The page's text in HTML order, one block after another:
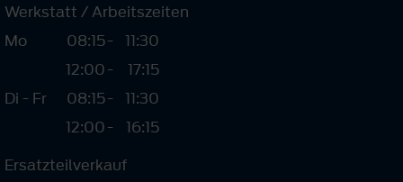
Werkstatt / Arbeitszeiten
Mo
08:15
12:00
-
-
11:30
17:15
Di - Fr
08:15
12:00
-
-
11:30
16:15
Ersatzteilverkauf